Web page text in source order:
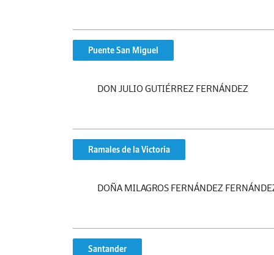
Puente San Miguel
DON JULIO GUTIÉRREZ FERNÁNDEZ
Ramales de la Victoria
DOÑA MILAGROS FERNÁNDEZ
Santander